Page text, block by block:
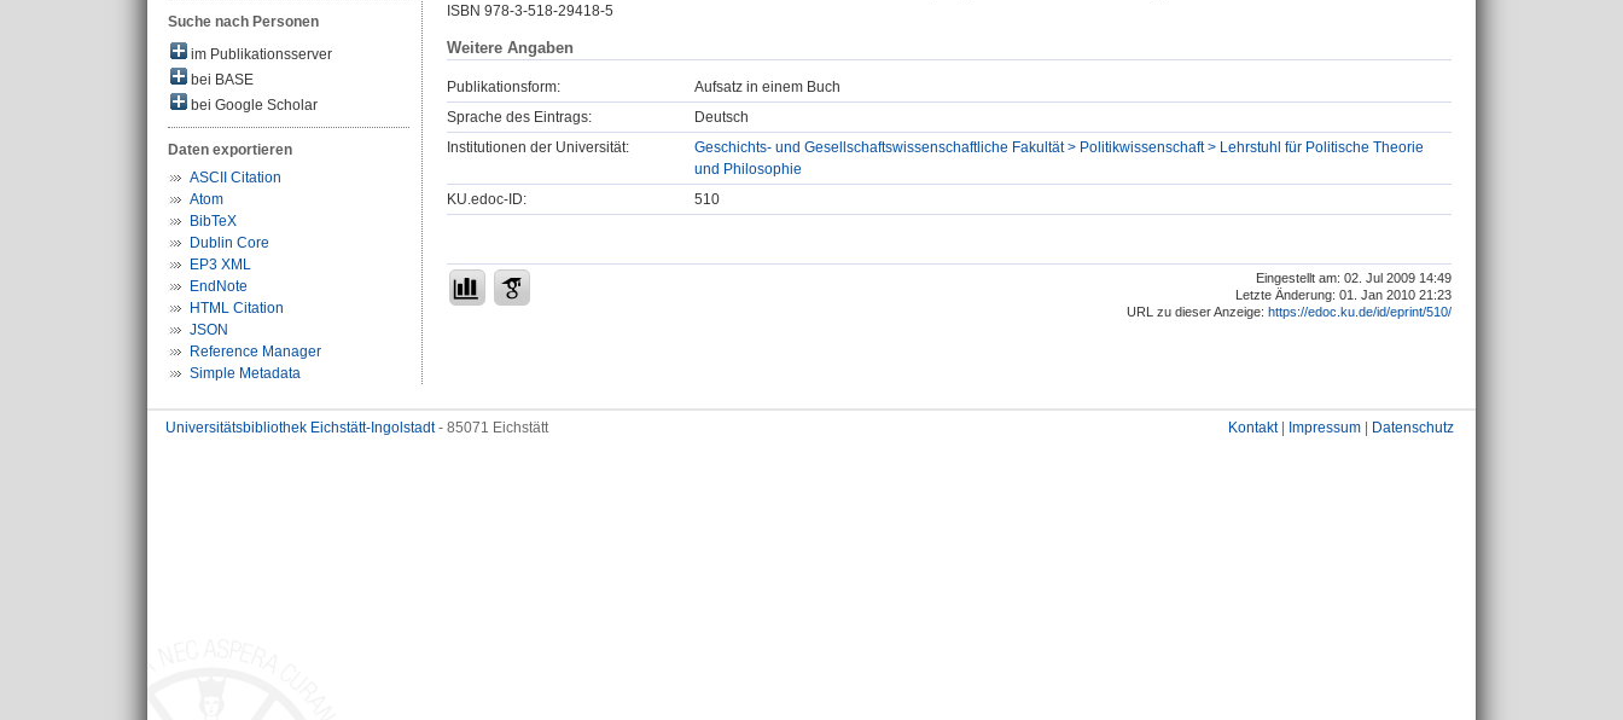
Suche nach Personen
im Publikationsserver
bei BASE
bei Google Scholar
Daten exportieren
ASCII Citation
Atom
BibTeX
Dublin Core
EP3 XML
EndNote
HTML Citation
JSON
Reference Manager
Simple Metadata
ISBN 978-3-518-29418-5
Weitere Angaben
Publikationsform:
Aufsatz in einem Buch
Sprache des Eintrags:
Deutsch
Institutionen der Universität:
Geschichts- und Gesellschaftswissenschaftliche Fakultät > Politikwissenschaft > Lehrstuhl für Politische Theorie
und Philosophie
KU.edoc-ID:
510
Eingestellt am: 02. Jul 2009 14:49
Letzte Änderung: 01. Jan 2010 21:23
URL zu dieser Anzeige: https://edoc.ku.de/id/eprint/510/
Universitätsbibliothek Eichstätt-Ingolstadt- 85071 Eichstätt Kontakt| Impressum Datenschutz